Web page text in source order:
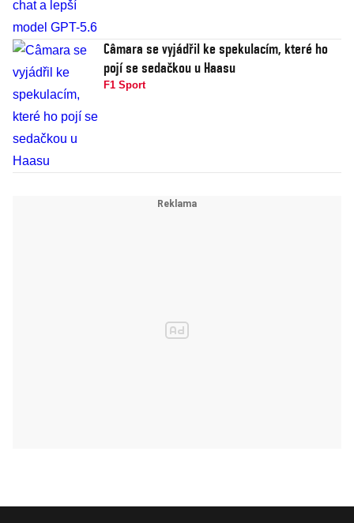
Câmara se vyjádřil ke spekulacím, které ho
pojí se sedačkou u Haasu
F1 Sport